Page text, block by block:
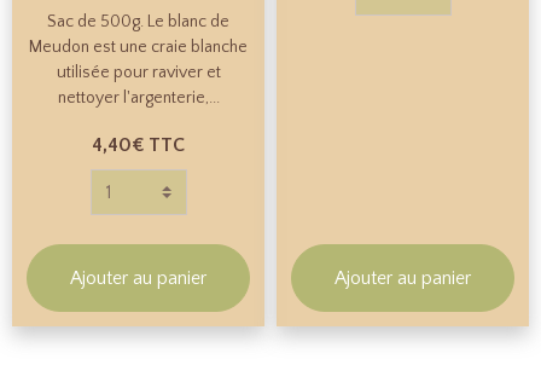
Sac de 500g. Le blanc de
Meudon est une craie blanche
utilisée pour raviver et
nettoyer l'argenterie,...
4,40€ TTC
Ajouter au panier Ajouter au panier